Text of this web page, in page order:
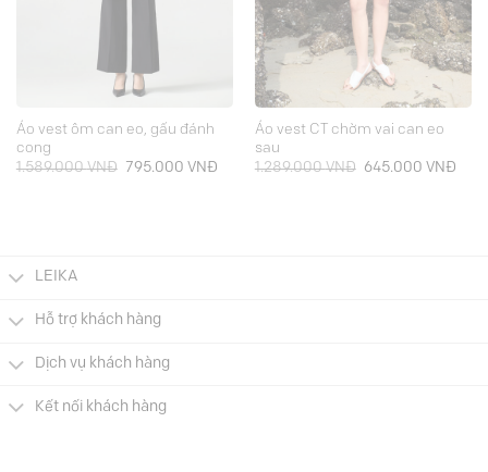
Áo vest ôm can eo, gấu đánh
cong
1.589.000VNĐ
Giá
795.000 VNĐGiá
Áo vest CT chờm vai can eo
sau
1.289.000VNĐ
Giá
645.000 VNĐGiá
LEIKA
Hỗ trợ khách hàng
Dịch vụ khách hàng
Kết nối khách hàng